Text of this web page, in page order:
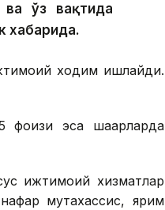
ва ўз вақтида
хабарида.
ходим ишлайди.
эса шаҳарларда
ижтимоий хизматлар
мутахассис, ярим